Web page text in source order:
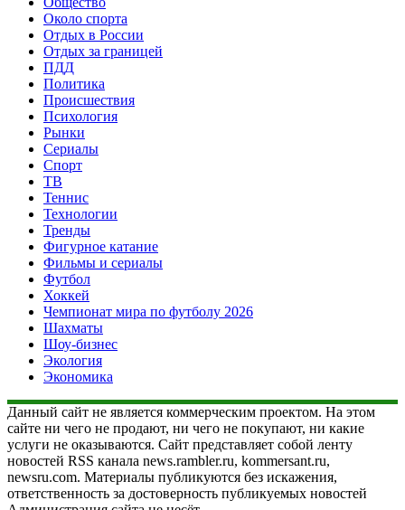
Около спорта
Отдых в России
Отдых за границей
ПДД
Политика
Происшествия
Психология
Рынки
Сериалы
Спорт
ТВ
Теннис
Технологии
Тренды
Фигурное катание
Фильмы и сериалы
Футбол
Хоккей
Чемпионат мира по футболу 2026
Шахматы
Шоу-бизнес
Экология
Экономика
Данный сайт не является коммерческим проектом. На этом
сайте ни чего не продают, ни чего не покупают, ни какие
услуги не оказываются. Сайт представляет собой ленту
новостей RSS канала news.rambler.ru, kommersant.ru,
newsru.com. Материалы публикуются без искажения,
ответственность за достоверность публикуемых новостей